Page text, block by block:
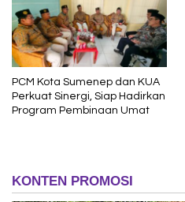
PCM Kota Sumenep dan KUA
Perkuat Sinergi, Siap Hadirkan
Program Pembinaan Umat